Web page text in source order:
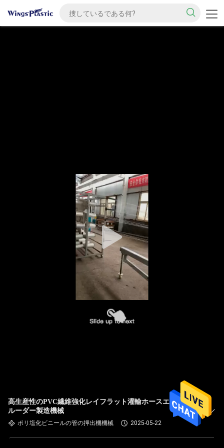
高生産性のPVC繊維強化レイフラット灌輸ホースエクスト
ルーダー製造機械
ポリ塩化ビニールの管の押出機機械 2025-05-22